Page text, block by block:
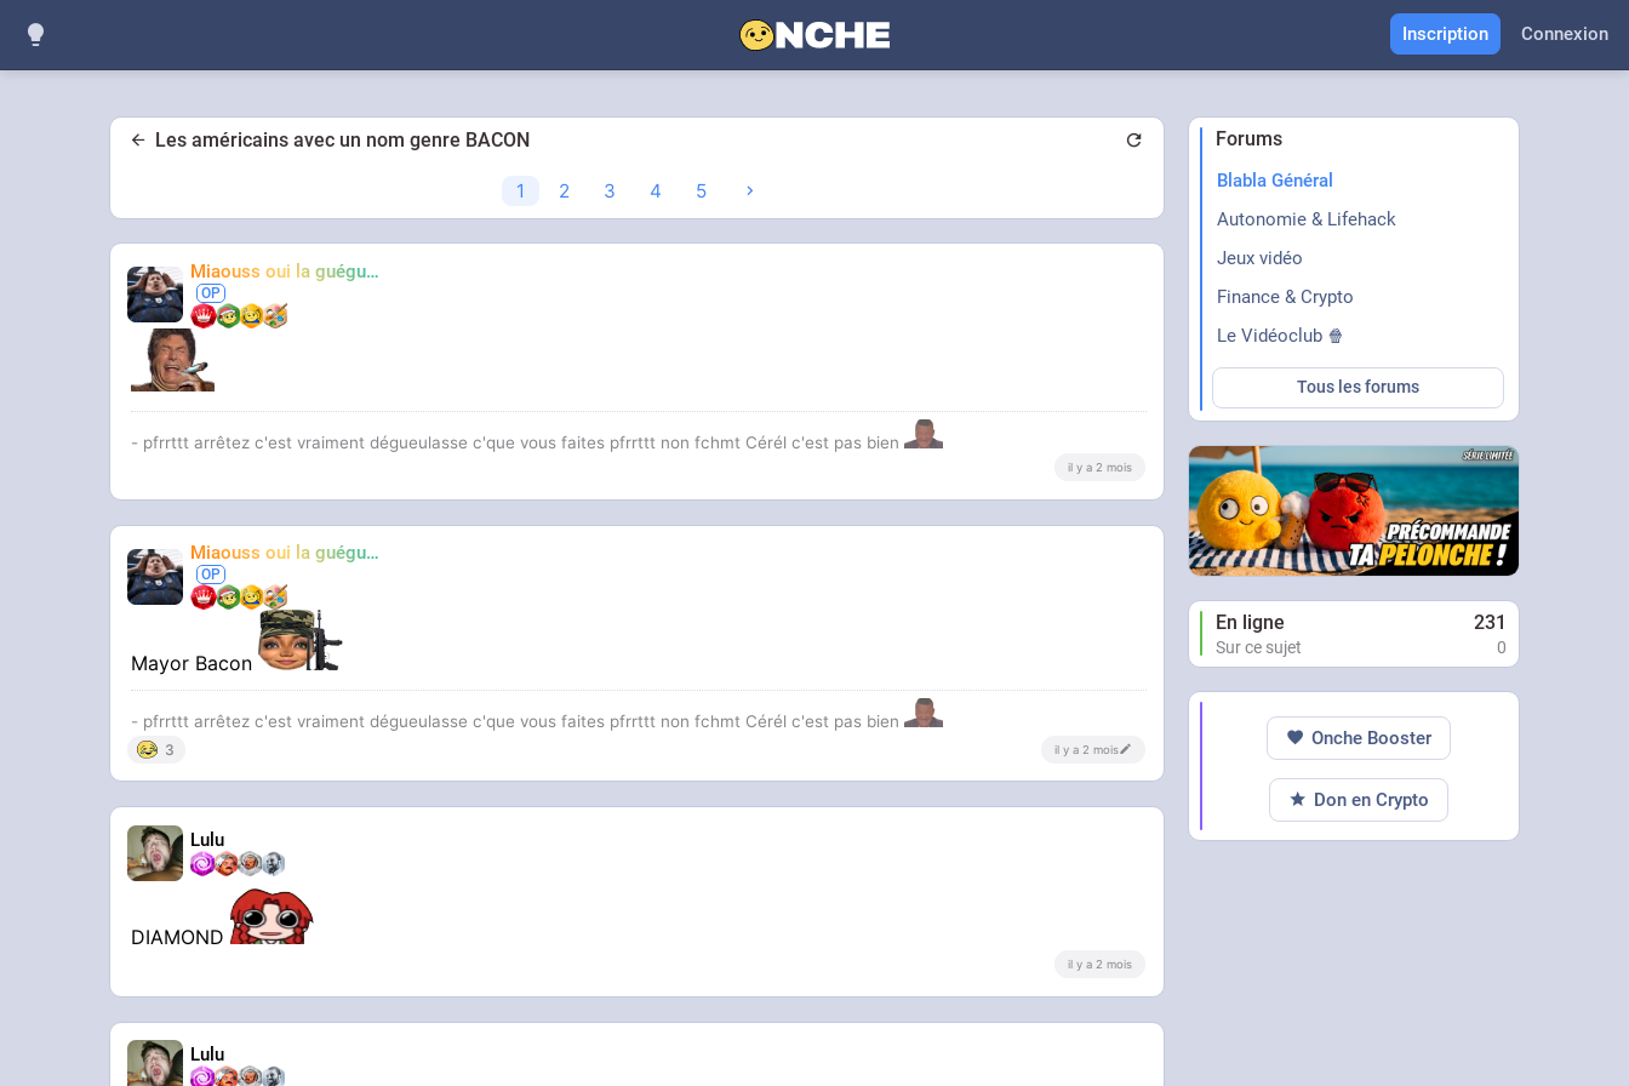
Inscription Connexion
Les américains avec un nom genre BACON
1 2 3 4 5
Miaouss oui la guéguérre
- pfrrttt arrêtez c'est vraiment dégueulasse c'que vous faites pfrrttt non fchmt Cérél c'est pas bien
il y a 2 mois
Miaouss oui la guéguérre
Mayor Bacon
- pfrrttt arrêtez c'est vraiment dégueulasse c'que vous faites pfrrttt non fchmt Cérél c'est pas bien
3 il y a 2 mois
Lulu
DIAMOND
il y a 2 mois
Lulu
Forums
Blabla Général
Autonomie & Lifehack
Jeux vidéo
Finance & Crypto
Le Vidéoclub 🍿
Tous les forums
En ligne 231
Sur ce sujet 0
Onche Booster
Don en Crypto